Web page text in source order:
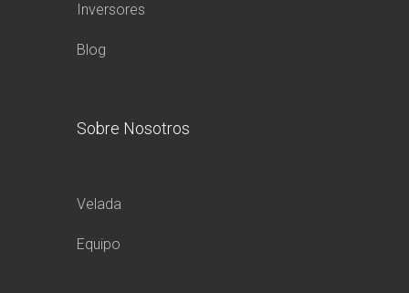
Inversores
Blog
Sobre Nosotros
Velada
Equipo